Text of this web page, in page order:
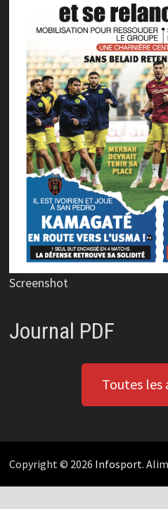
Screenshot
Journal PDF
Toutes les
Copyright © 2026 Infosport.